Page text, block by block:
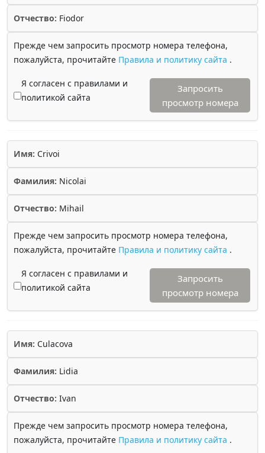
Отчество: Fiodor
Прежде чем запросить просмотр номера телефона,
пожалуйста, прочитайте Правила и политику сайта .
Я согласен с правилами и
политикой сайта
Запросить
просмотр номера
Имя: Crivoi
Фамилия: Nicolai
Отчество: Mihail
Прежде чем запросить просмотр номера телефона,
пожалуйста, прочитайте Правила и политику сайта .
Я согласен с правилами и
политикой сайта
Запросить
просмотр номера
Имя: Culacova
Фамилия: Lidia
Отчество: Ivan
Прежде чем запросить просмотр номера телефона,
пожалуйста, прочитайте Правила и политику сайта .